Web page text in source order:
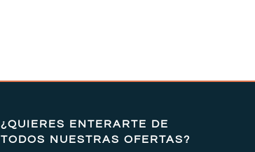
¿QUIERES ENTERARTE DE
TODOS NUESTRAS OFERTAS?